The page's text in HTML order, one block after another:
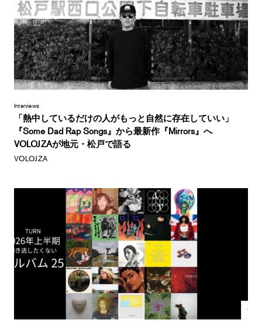
Interviews
「熱中しているだけの人がもっと自然に存在していい」
『Some Dad Rap Songs』から最新作『Mirrors』へ
VOLOJZAが地元・松戸で語る
VOLOJZA